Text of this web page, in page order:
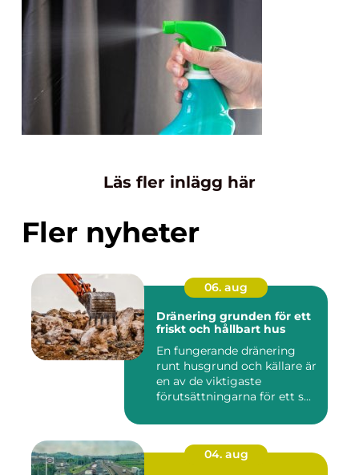
Läs fler inlägg här
Fler nyheter
06. aug
Dränering grunden för ett
friskt och hållbart hus
En fungerande dränering
runt husgrund och källare är
en av de viktigaste
förutsättningarna för ett s...
04. aug